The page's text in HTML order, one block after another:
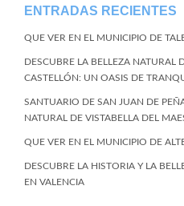
ENTRADAS RECIENTES
QUE VER EN EL MUNICIPIO DE
DESCUBRE LA BELLEZA NATURAL
CASTELLÓN: UN OASIS DE
SANTUARIO DE SAN JUAN DE
NATURAL DE VISTABELLA DEL
QUE VER EN EL MUNICIPIO DE
DESCUBRE LA HISTORIA Y LA
EN VALENCIA